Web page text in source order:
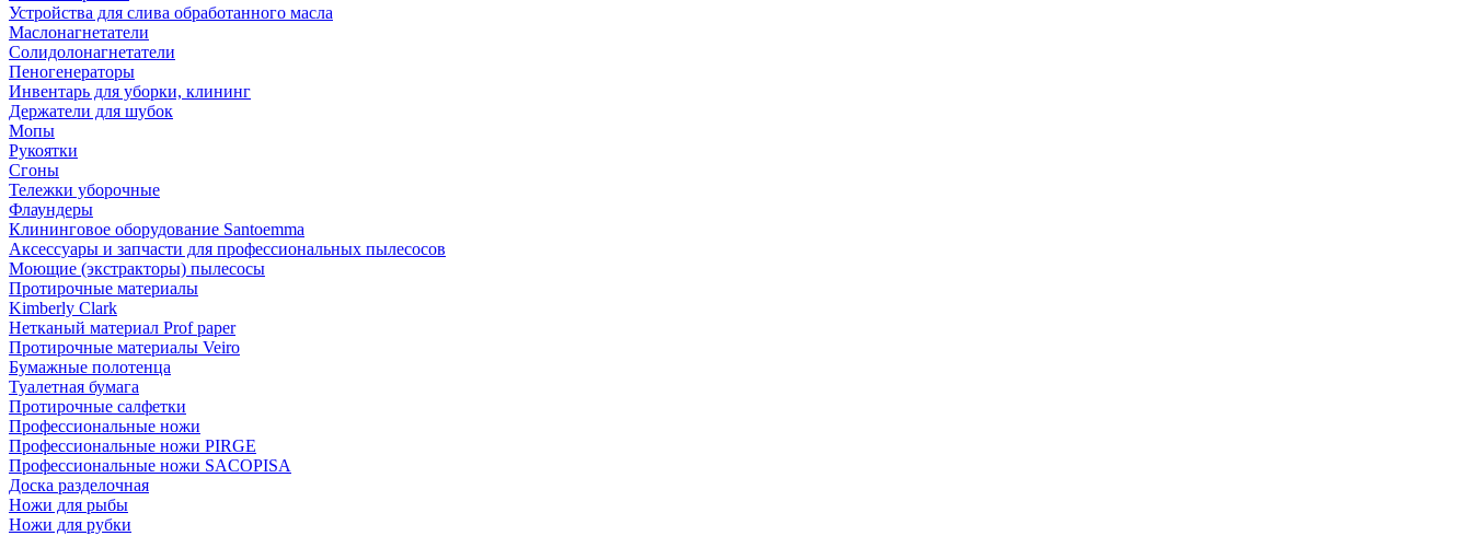
Устройства для слива обработанного масла
Маслонагнетатели
Солидолонагнетатели
Пеногенераторы
Инвентарь для уборки, клининг
Держатели для шубок
Мопы
Рукоятки
Сгоны
Тележки уборочные
Флаундеры
Клининговое оборудование Santoemma
Аксессуары и запчасти для профессиональных пылесосов
Моющие (экстракторы) пылесосы
Протирочные материалы
Kimberly Clark
Нетканый материал Prof paper
Протирочные материалы Veiro
Бумажные полотенца
Туалетная бумага
Протирочные салфетки
Профессиональные ножи
Профессиональные ножи PIRGE
Профессиональные ножи SACOPISA
Доска разделочная
Ножи для рыбы
Ножи для рубки